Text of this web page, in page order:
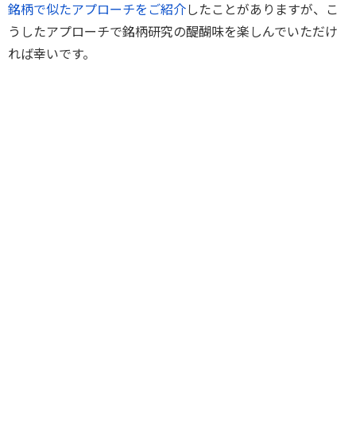
銘柄で似たアプローチをご紹介したことがありますが、こ
うしたアプローチで銘柄研究の醍醐味を楽しんでいただけ
れば幸いです。